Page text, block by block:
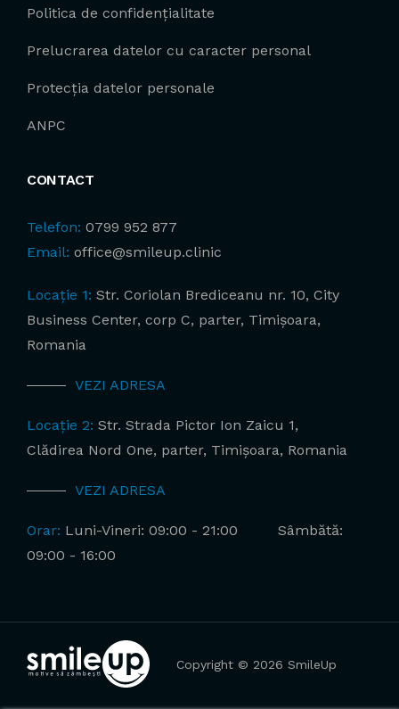
Politica de confidențialitate
Prelucrarea datelor cu caracter personal
Protecția datelor personale
ANPC
CONTACT
Telefon: 0799 952 877
Email: office@smileup.clinic
Locație 1: Str. Coriolan Brediceanu nr. 10, City
Business Center, corp C, parter, Timișoara,
Romania
VEZI ADRESA
Locație 2: Str. Strada Pictor Ion Zaicu 1,
Clădirea Nord One, parter, Timișoara, Romania
VEZI ADRESA
Orar: Luni-Vineri: 09:00 - 21:00
Sâmbătă:
09:00 - 16:00
Copyright © 2026 SmileUp